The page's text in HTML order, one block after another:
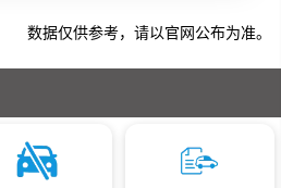
数据仅供参考，请以官网公布为准。